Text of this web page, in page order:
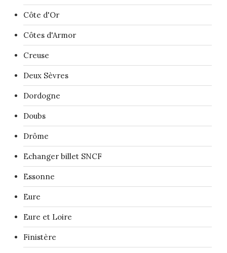
Côte d'Or
Côtes d'Armor
Creuse
Deux Sèvres
Dordogne
Doubs
Drôme
Echanger billet SNCF
Essonne
Eure
Eure et Loire
Finistère